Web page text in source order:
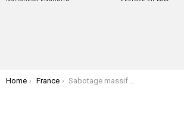
You are here:
Home France Sabotage massif du réseau SNCF: Gabriel Attal dénonce une « attaque coordonnée en plusieurs points »